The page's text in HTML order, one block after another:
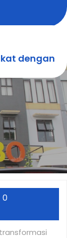
dengan
0